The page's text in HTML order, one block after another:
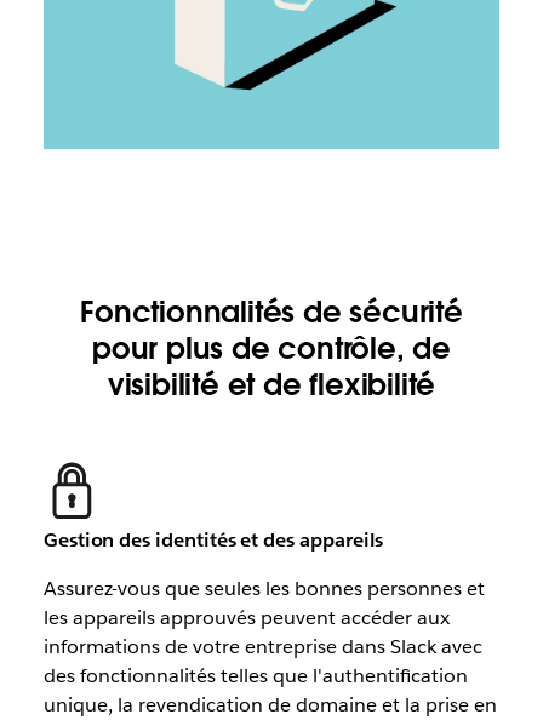
Fonctionnalités de sécurité
pour plus de contrôle, de
visibilité et de flexibilité
Gestion des identités et des appareils
Assurez-vous que seules les bonnes personnes et
les appareils approuvés peuvent accéder aux
informations de votre entreprise dans Slack avec
des fonctionnalités telles que l'authentification
unique, la revendication de domaine et la prise en